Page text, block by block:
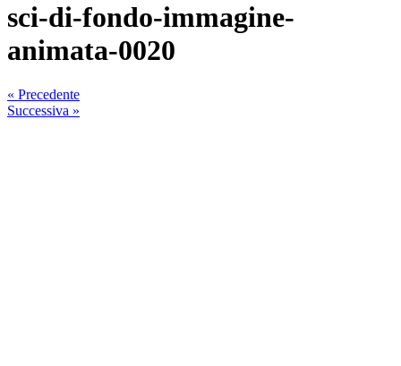
sci-di-fondo-immagine-
animata-0020
« Precedente
Successiva »